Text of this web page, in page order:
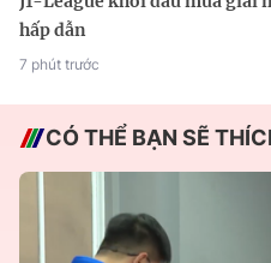
hấp dẫn
7 phút trước
CÓ THỂ BẠN SẼ